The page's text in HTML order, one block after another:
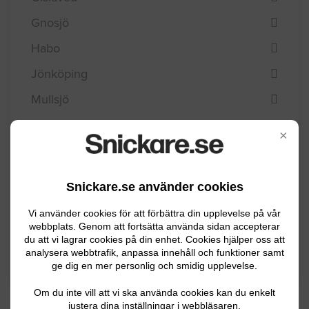
×
Snickare.se använder cookies
Vi använder cookies för att förbättra din upplevelse på vår
webbplats. Genom att fortsätta använda sidan accepterar
du att vi lagrar cookies på din enhet. Cookies hjälper oss att
analysera webbtrafik, anpassa innehåll och funktioner samt
ge dig en mer personlig och smidig upplevelse.
Om du inte vill att vi ska använda cookies kan du enkelt
justera dina inställningar i webbläsaren.
Gnosjö
Habo
Jönköping
Mullsjö
Nässjö
Vetlanda
Värnamo